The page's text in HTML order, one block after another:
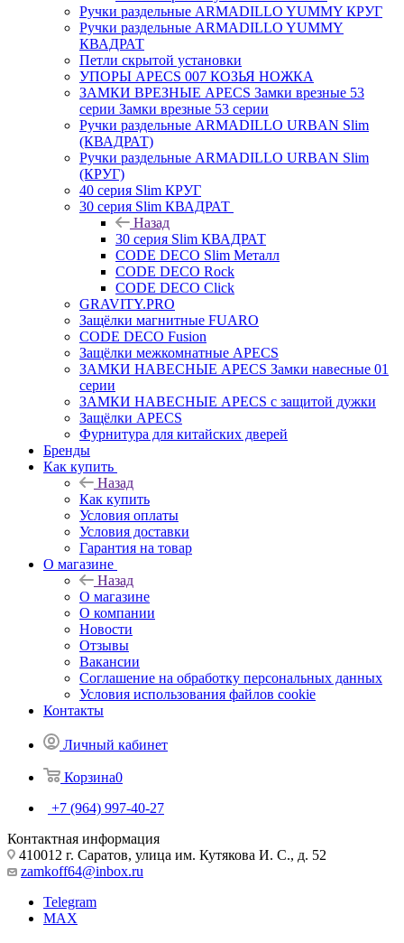
Ручки раздельные ARMADILLO YUMMY КРУГ
Ручки раздельные ARMADILLO YUMMY
КВАДРАТ
Петли скрытой установки
УПОРЫ APECS 007 КОЗЬЯ НОЖКА
ЗАМКИ ВРЕЗНЫЕ APECS Замки врезные 53
серии Замки врезные 53 серии
Ручки раздельные ARMADILLO URBAN Slim
(КВАДРАТ)
Ручки раздельные ARMADILLO URBAN Slim
(КРУГ)
40 серия Slim КРУГ
30 серия Slim КВАДРАТ
Назад
30 серия Slim КВАДРАТ
CODE DECO Slim Металл
CODE DECO Rock
CODE DECO Click
GRAVITY.PRO
Защёлки магнитные FUARO
CODE DECO Fusion
Защёлки межкомнатные APECS
ЗАМКИ НАВЕСНЫЕ APECS Замки навесные 01
серии
ЗАМКИ НАВЕСНЫЕ APECS с защитой дужки
Защёлки APECS
Фурнитура для китайских дверей
Бренды
Как купить
Назад
Как купить
Условия оплаты
Условия доставки
Гарантия на товар
О магазине
Назад
О магазине
О компании
Новости
Отзывы
Вакансии
Соглашение на обработку персональных данных
Условия использования файлов cookie
Контакты
Личный кабинет
Корзина0
+7 (964) 997-40-27
Контактная информация
410012 г. Саратов, улица им. Кутякова И. С., д. 52
zamkoff64@inbox.ru
Telegram
MAX